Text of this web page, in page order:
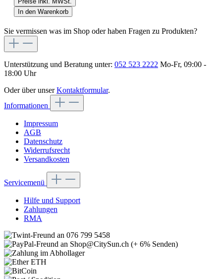
In den Warenkorb
Sie vermissen was im Shop oder haben Fragen zu Produkten?
Unterstützung und Beratung unter: 052 523 2222 Mo-Fr, 09:00 -
18:00 Uhr
Oder über unserKontaktformular.
Informationen
Impressum
AGB
Datenschutz
Widerrufsrecht
Versandkosten
Servicemenü
Hilfe und Support
Zahlungen
RMA